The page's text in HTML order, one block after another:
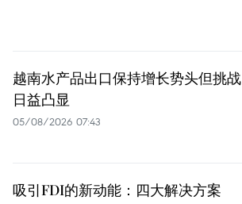
越南水产品出口保持增长势头但挑战
日益凸显
05/08/2026 07:43
吸引FDI的新动能：四大解决方案